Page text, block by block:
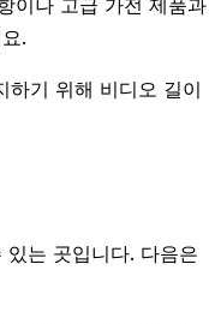
이나 고급 가전 제품과
.
하기 위해 비디오 길이
는 곳입니다. 다음은